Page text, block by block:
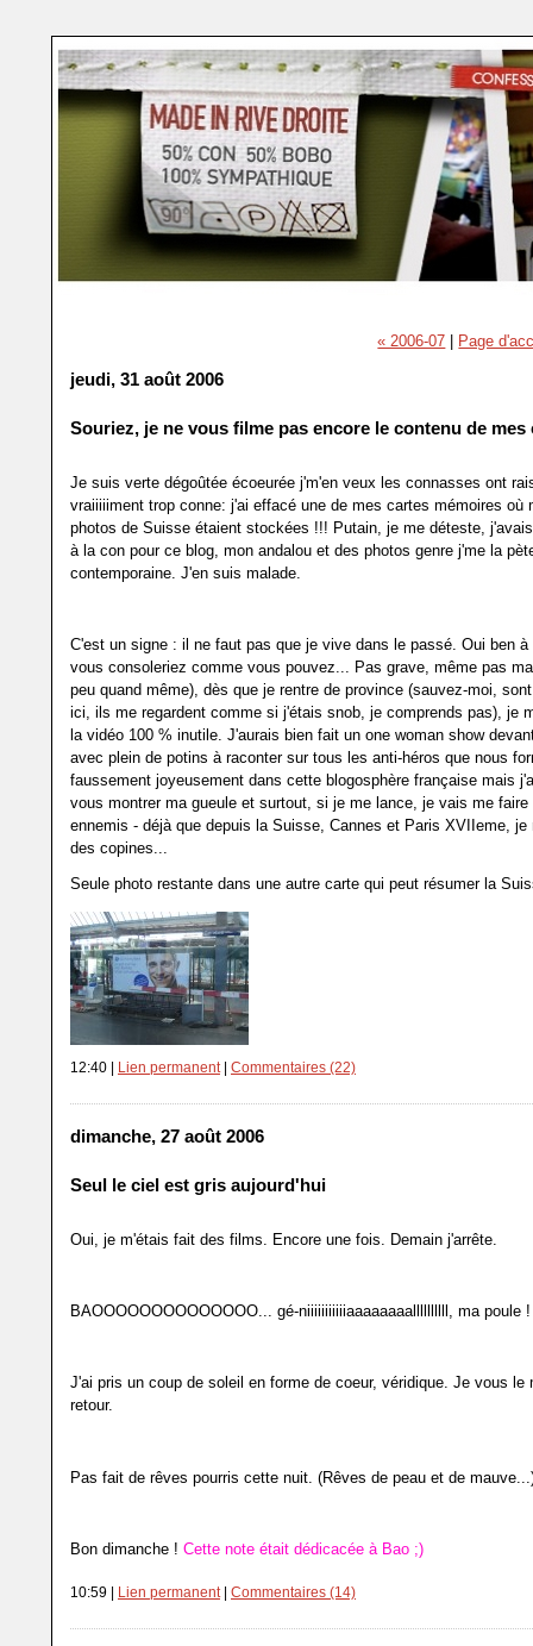
« 2006-07 Page
jeudi, 31 août 2006
Souriez, je ne vous filme pas encore le contenu de mes
Je suis verte dégoûtée écoeurée j'm'en veux les connasses ont
vraiiiiiment trop conne: j'ai effacé une de mes cartes mémoires où
photos de Suisse étaient stockées !!! Putain, je me déteste,
à la con pour ce blog, mon andalou et des photos genre j'me la
contemporaine. J'en suis malade.
C'est un signe : il ne faut pas que je vive dans le passé. Oui ben
vous consoleriez comme vous pouvez... Pas grave, même pas
peu quand même), dès que je rentre de province (sauvez-moi,
ici, ils me regardent comme si j'étais snob, je comprends pas), je
la vidéo 100 % inutile. J'aurais bien fait un one woman show
avec plein de potins à raconter sur tous les anti-héros que nous
faussement joyeusement dans cette blogosphère française mais
vous montrer ma gueule et surtout, si je me lance, je vais me faire
ennemis - déjà que depuis la Suisse, Cannes et Paris XVIIeme, je
des copines...
Seule photo restante dans une autre carte qui peut résumer la
12:40 | Lien permanent| Commentaires (22)
dimanche, 27 août 2006
Seul le ciel est gris aujourd'hui
Oui, je m'étais fait des films. Encore une fois. Demain j'arrête.
BAOOOOOOOOOOOOOO... gé-niiiiiiiiiiiaaaaaaaallllllllll, ma poule !
J'ai pris un coup de soleil en forme de coeur, véridique. Je vous le
retour.
Pas fait de rêves pourris cette nuit. (Rêves de peau et de
Bon dimanche ! Cette note était dédicacée à Bao ;)
10:59 | Lien permanent| Commentaires (14)